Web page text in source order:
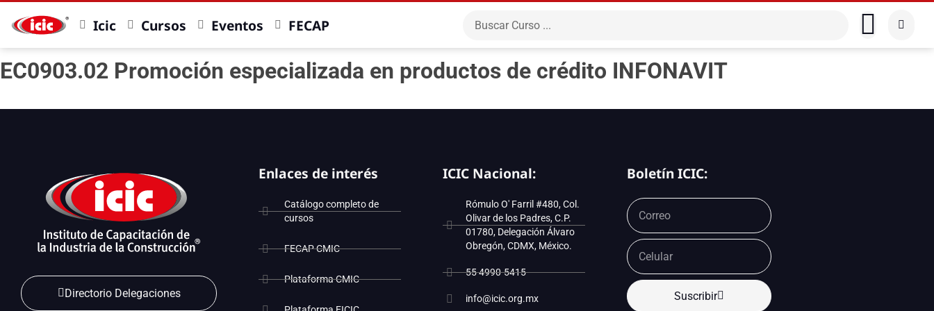
Icic Cursos Eventos FECAP
EC0903.02 Promoción especializada en productos de crédito INFONAVIT
Directorio Delegaciones
Enlaces de interés
Catálogo completo de
cursos
FECAP CMIC
Plataforma CMIC
ICIC Nacional:
Rómulo O' Farril #480, Col.
Olivar de los Padres, C.P.
01780, Delegación Álvaro
Obregón, CDMX, México.
55 4990-5415
info@icic.org.mx
Boletín ICIC:
Suscribir